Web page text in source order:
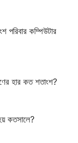
পরিবার কম্পিউটার
হার কত শতাংশ?
কতসালে?